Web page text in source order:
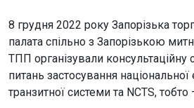
8 грудня 2022 року Запорізька
палата спільно з Запорізькою
ТПП організували консультаційну
питань застосування національної
транзитної системи та NCTS,